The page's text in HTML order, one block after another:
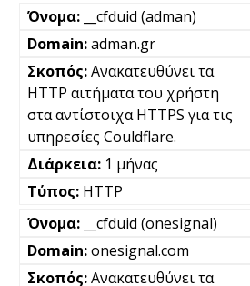
__cfduid (adman)
adman.gr
Ανακατευθύνει τα
HTTP αιτήματα του χρήστη
στα αντίστοιχα HTTPS για τις
υπηρεσίες Couldflare.
1 μήνας
HTTP
__cfduid (onesignal)
onesignal.com
Ανακατευθύνει τα